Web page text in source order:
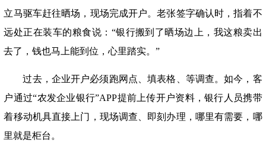
立马驱车赶往晒场，现场完成开户。老张签字确认时，指着不
远处正在装车的粮食说： “银行搬到了晒场边上，我这粮卖出
去了，钱也马上能到位，心里踏实。”
过去，企业开户必须跑网点、填表格、等调查。如今，客
户通过“农发企业银行”APP提前上传开户资料，银行人员携带
着移动机具直接上门，现场调查、即刻办理，哪里有需要，哪
里就是柜台。